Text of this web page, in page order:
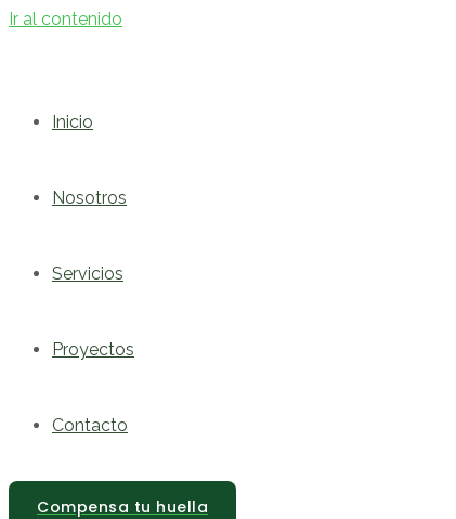
Ir al contenido
Inicio
Nosotros
Servicios
Proyectos
Contacto
Compensa tu huella